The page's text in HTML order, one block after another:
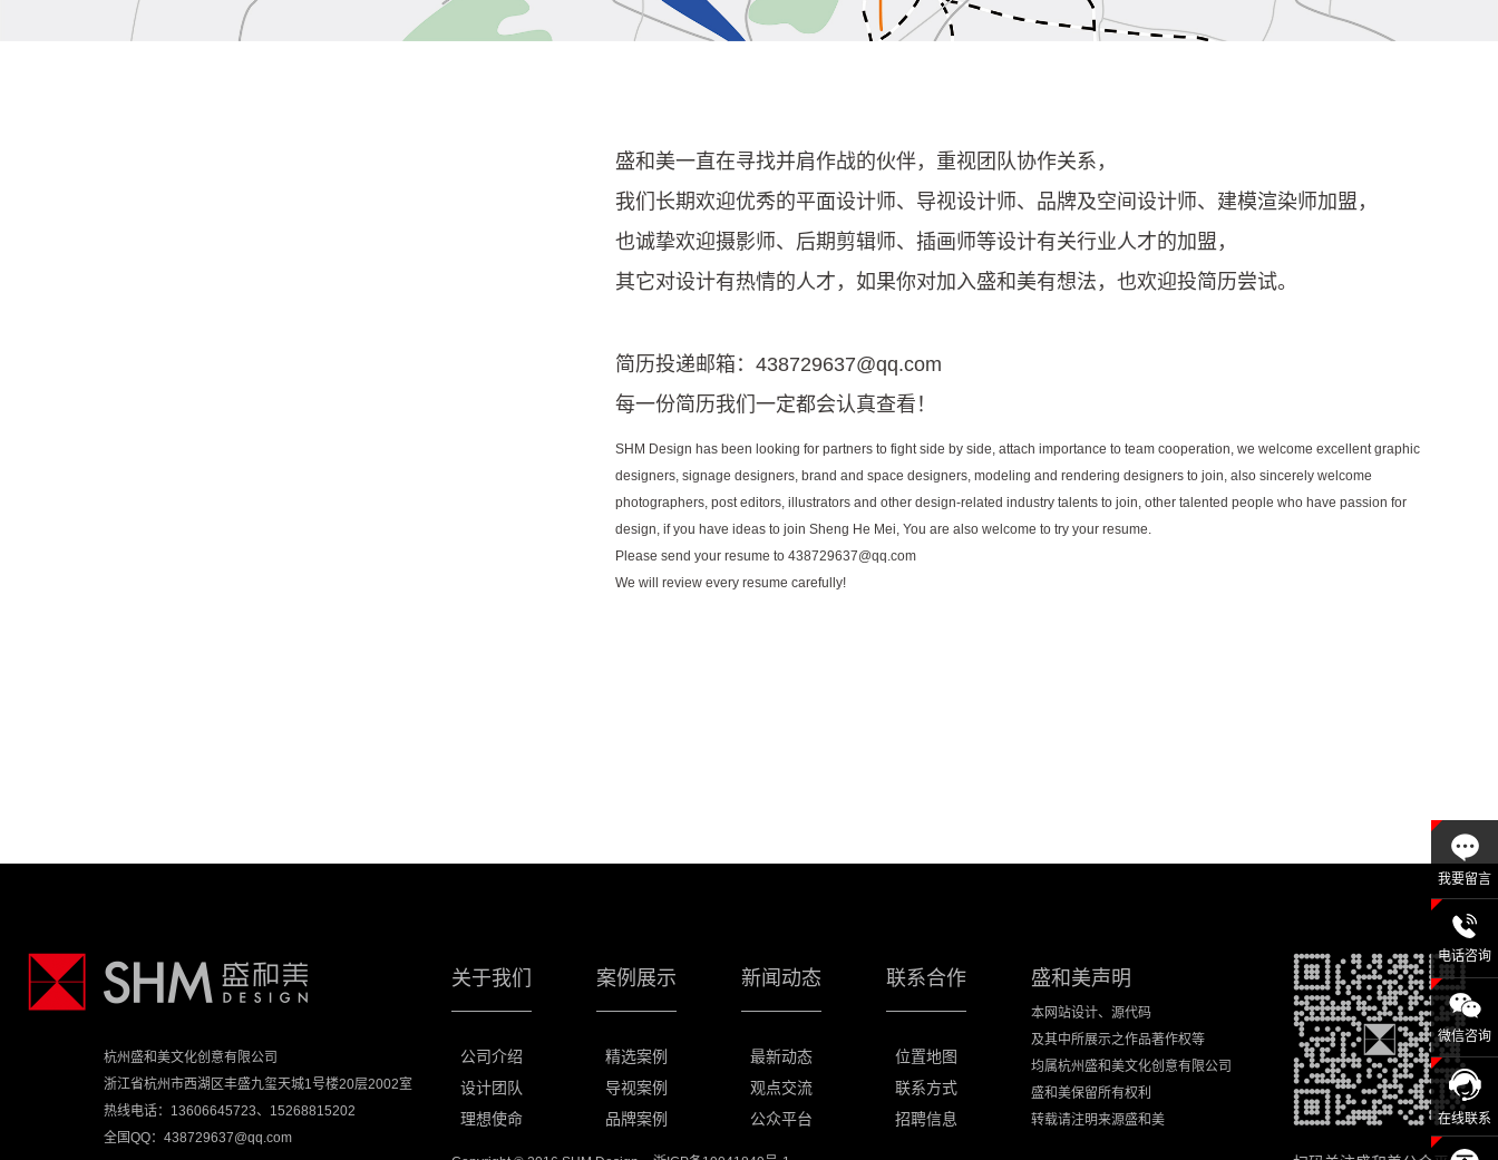
盛和美一直在寻找并肩作战的伙伴，重视团队协作关系，
我们长期欢迎优秀的平面设计师、导视设计师、品牌及空间设计师、建模渲染师加盟，
也诚挚欢迎摄影师、后期剪辑师、插画师等设计有关行业人才的加盟，
其它对设计有热情的人才，如果你对加入盛和美有想法，也欢迎投简历尝试。
简历投递邮箱： 438729637@qq.com
每一份简历我们一定都会认真查看！
SHM Design has been looking for partners to fight side by side, attach importance to team cooperation, we welcome excellent graphic
designers, signage designers, brand and space designers, modeling and rendering designers to join, also sincerely welcome
photographers, post editors, illustrators and other design-related industry talents to join, other talented people who have passion for
design, if you have ideas to join Sheng He Mei, You are also welcome to try your resume.
Please send your resume to 438729637@qq.com
We will review every resume carefully!
杭州盛和美文化创意有限公司
浙江省杭州市西湖区丰盛九玺天城1号楼20层2002室
热线电话：13606645723、15268815202
全国QQ：438729637@qq.com
关于我们
公司介绍
设计团队
理想使命
案例展示
精选案例
导视案例
品牌案例
新闻动态
最新动态
观点交流
公众平台
联系合作
位置地图
联系方式
招聘信息
盛和美声明
本网站设计、源代码
及其中所展示之作品著作权等
均属杭州盛和美文化创意有限公司
盛和美保留所有权利
转载请注明来源盛和美
我要留言
电话咨询
微信咨询
在线联系